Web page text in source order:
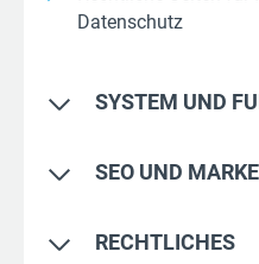
Datenschutz
SYSTEM UND
(CMS)
SEO UND
Optimierung
RECHTLICHES